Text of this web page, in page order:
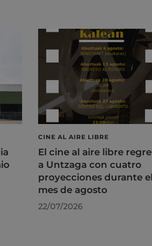
CINE AL AIRE LIBRE
El cine al aire libre
a Untzaga con cuatro
proyecciones durante el
mes de agosto
22/07/2026